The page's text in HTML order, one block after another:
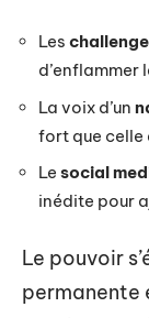
Les
d’enflammer
La voix d’un
fort que celle
Le social
inédite pour
Le pouvoir
permanente